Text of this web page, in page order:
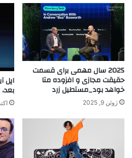
2025 سال مهمی برای قسمت
حقیقت مجازی و افزوده متا
خواهد بود_مستطیل زرد
ژوئن 9, 2025 اکتبر